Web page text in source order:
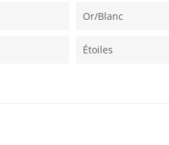
Or/blanc
Étoiles